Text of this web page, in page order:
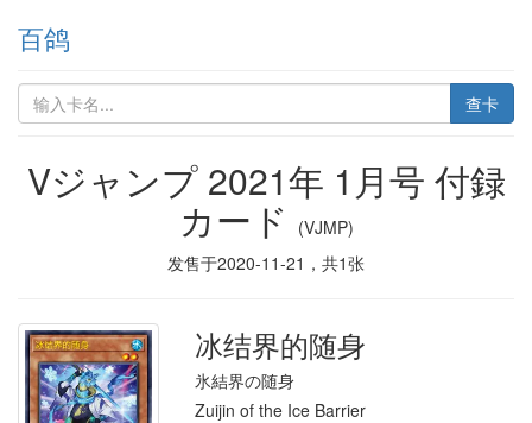
百鸽
查卡
Vジャンプ 2021年 1月号 付録
カード
(VJMP)
发售于2020-11-21 ，共1张
冰结界的随身
氷結界の随身
Zuijin of the Ice Barrier